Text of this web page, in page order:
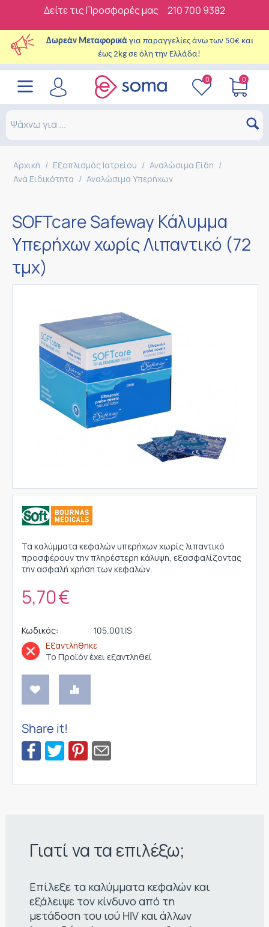
Δείτε τις Προσφορές μας 210 700 9382
Δωρεάν Μεταφορικά για παραγγελίες άνω των 50€ και
έως 2kg σε όλη την Ελλάδα!
0 0
Αρχική / Εξοπλισμός Ιατρείου / Αναλώσιμα Είδη /
Ανά Ειδικότητα / Αναλώσιμα Υπερήχων
SOFTcare Safeway Κάλυμμα
Υπερήχων χωρίς Λιπαντικό (72
τμχ)
Τα καλύμματα κεφαλών υπερήχων χωρίς λιπαντικό
προσφέρουν την πληρέστερη κάλυψη, εξασφαλίζοντας
την ασφαλή χρήση των κεφαλών.
5,70€
Κωδικός:
105.001.IS
Εξαντλήθηκε
Το Προϊόν έχει εξαντληθεί
Share it!
Γιατί να τα επιλέξω;
Επίλεξε τα καλύμματα κεφαλών και
εξάλειψε τον κίνδυνο από τη
μετάδοση του ιού HIV και άλλων